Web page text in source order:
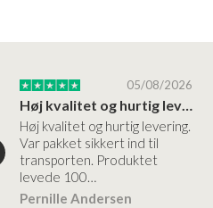
05/08/2026
Høj kvalitet og hurtig levering
Høj kvalitet og hurtig levering.
Var pakket sikkert ind til
transporten. Produktet
levede 100…
Pernille Andersen